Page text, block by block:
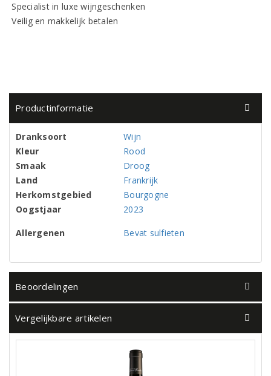
Specialist in luxe wijngeschenken
Veilig en makkelijk betalen
Productinformatie
Dranksoort
Wijn
Kleur
Rood
Smaak
Droog
Land
Frankrijk
Herkomstgebied
Bourgogne
Oogstjaar
2023
Allergenen Bevat sulfieten
Beoordelingen
Vergelijkbare artikelen